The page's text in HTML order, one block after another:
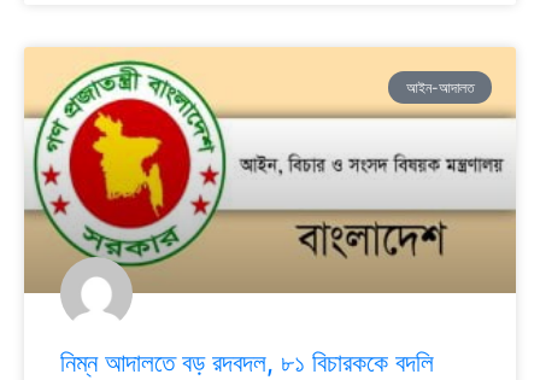
আইন-আদালত
নিম্ন আদালতে বড় রদবদল, ৮১ বিচারককে বদলি